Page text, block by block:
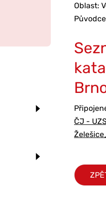
Oblast:
ČJ -